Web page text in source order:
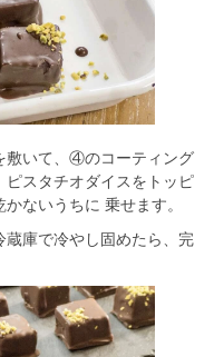
いて、④のコーティング
ピスタチオダイスをトッピ
ないうちに 乗せます。
庫で冷やし固めたら、完